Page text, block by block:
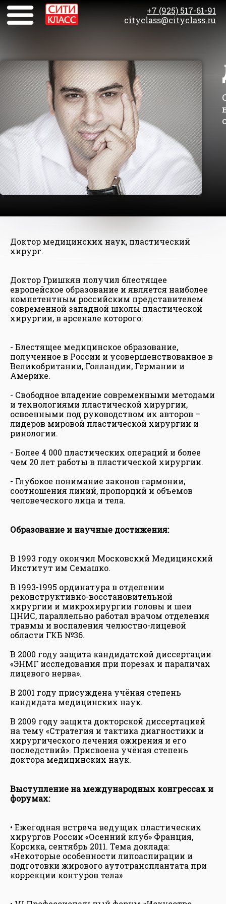
+7 (925) 517-61-91
cityclass@cityclass.ru
Доктор медицинских наук, пластический
хирург.
Доктор Гришкян получил блестящее
европейское образование и является наиболее
компетентным российским представителем
современной западной школы пластической
хирургии, в арсенале которого:
- Блестящее медицинское образование,
полученное в России и усовершенствованное в
Великобритании, Голландии, Германии и
Америке.
- Свободное владение современными методами
и технологиями пластической хирургии,
освоенными под руководством их авторов –
лидеров мировой пластической хирургии и
ринологии.
- Более 4 000 пластических операций и более
чем 20 лет работы в пластической хирургии.
- Глубокое понимание законов гармонии,
соотношения линий, пропорций и объемов
человеческого лица и тела.
Образование и научные достижения:
В 1993 году окончил Московский Медицинский
Институт им Семашко.
В 1993-1995 ординатура в отделении
реконструктивно-восстановительной
хирургии и микрохирургии головы и шеи
ЦНИС, параллельно работал врачом отделения
травмы и воспаления челюстно-лицевой
области ГКБ №36.
В 2000 году защита кандидатской диссертации
«ЭНМГ исследования при порезах и параличах
лицевого нерва».
В 2001 году присуждена учёная степень
кандидата медицинских наук.
В 2009 году защита докторской диссертацией
на тему «Стратегия и тактика диагностики и
хирургического лечения ожирения и его
последствий». Присвоена учёная степень
доктора медицинских наук.
Выступление на международных конгрессах и
форумах:
• Ежегодная встреча ведущих пластических
хирургов России «Осенний клуб» Франция,
Корсика, сентябрь 2011. Тема доклада:
«Некоторые особенности липоаспирации и
подготовки жирового аутотрансплантата при
коррекции контуров тела»